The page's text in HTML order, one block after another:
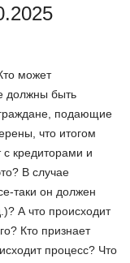
может
должны быть
подающие
что итогом
с кредиторами и
В случае
таки он должен
А что происходит
Кто признает
процесс? Что